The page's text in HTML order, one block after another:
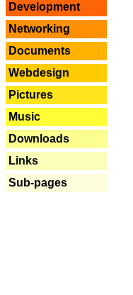
Development
Networking
Documents
Webdesign
Pictures
Music
Downloads
Links
Sub-pages